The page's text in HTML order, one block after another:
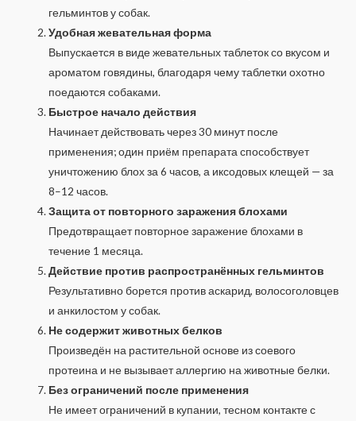
гельминтов у собак.
Удобная жевательная форма
Выпускается в виде жевательных таблеток со вкусом и
ароматом говядины, благодаря чему таблетки охотно
поедаются собаками.
Быстрое начало действия
Начинает действовать через 30 минут после
применения; один приём препарата способствует
уничтожению блох за 6 часов, а иксодовых клещей — за
8–12 часов.
Защита от повторного заражения блохами
Предотвращает повторное заражение блохами в
течение 1 месяца.
Действие против распространённых гельминтов
Результативно борется против аскарид, волосоголовцев
и анкилостом у собак.
Не содержит животных белков
Произведён на растительной основе из соевого
протеина и не вызывает аллергию на животные белки.
Без ограничений после применения
Не имеет ограничений в купании, тесном контакте с